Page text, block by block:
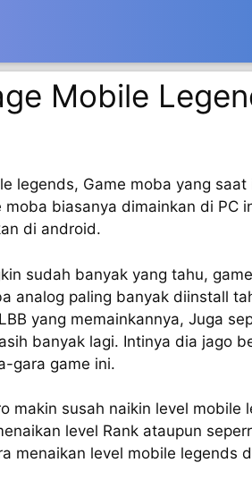
Mobile
legends, Game moba yang
biasanya dimainkan di PC
di android.
sudah banyak yang tahu,
analog paling banyak diinstall
yang memainkannya, Juga
banyak lagi. Intinya dia jago
gara game ini.
makin susah naikin level mobile
level Rank ataupun
menaikan level mobile legends